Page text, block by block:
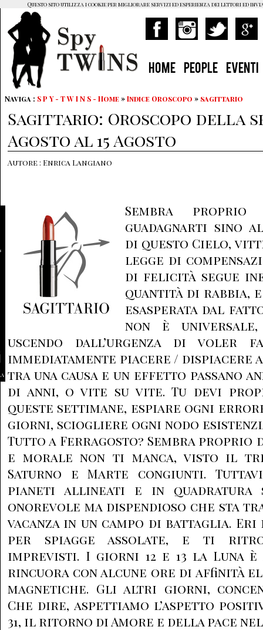
HOME PEOPLE EVENTI
Naviga : S P Y - T W I N S - Home »Indice Oroscopo » sagittario
Sagittario: Oroscopo della
Agosto al 15 Agosto
Autore : Enrica Langiano
Sembra
guadagnarti sino
di questo Cielo,
legge di
di felicità segue
quantità di rabbia,
esasperata dal
non è
uscendo dall’urgenza di voler
immediatamente piacere / dispiacere
tra una causa e un effetto passano
di anni, o vite su vite. Tu devi
queste settimane, espiare ogni
giorni, sciogliere ogni nodo
Tutto a Ferragosto? Sembra proprio
e morale non ti manca, visto il
Saturno e Marte congiunti.
pianeti allineati e in quadratura
onorevole ma dispendioso che sta
vacanza in un campo di battaglia.
per spiagge assolate, e ti
imprevisti. I giorni 12 e 13 la Luna
rincuora con alcune ore di affinità
magnetiche. Gli altri giorni,
Che dire, aspettiamo l’aspetto
31, il ritorno di Amore e della pace
Questo sito utilizza i cookie per migliorare servizi ed esperienza dei lettori ed